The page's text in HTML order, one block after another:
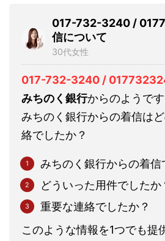
017-732-3240 /
信について
30代女性
017-732-3240 /
みちのく銀行からのようです
みちのく銀行からの着信は
絡でしたか？
みちのく銀行からの着信
どういった用件でしたか
重要な連絡でしたか？
このような情報を1つでも提